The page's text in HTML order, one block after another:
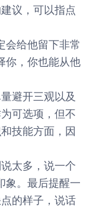
议，可以指点
给他留下非常
你，你也能从他
避开三观以及
可选项，但不
技能方面，因
太多，说一个
象。最后提醒一
的样子，说话